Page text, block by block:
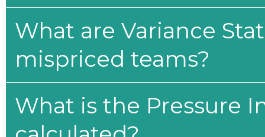
What are Variance
mispriced teams?
What is the Pressure